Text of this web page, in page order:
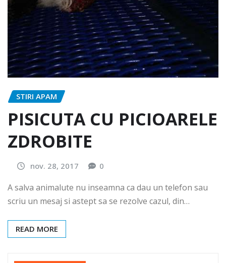
STIRI APAM
PISICUTA CU PICIOARELE
ZDROBITE
nov. 28, 2017 0
A salva animalute nu inseamna ca dau un telefon sau
scriu un mesaj si astept sa se rezolve cazul, din…
READ MORE